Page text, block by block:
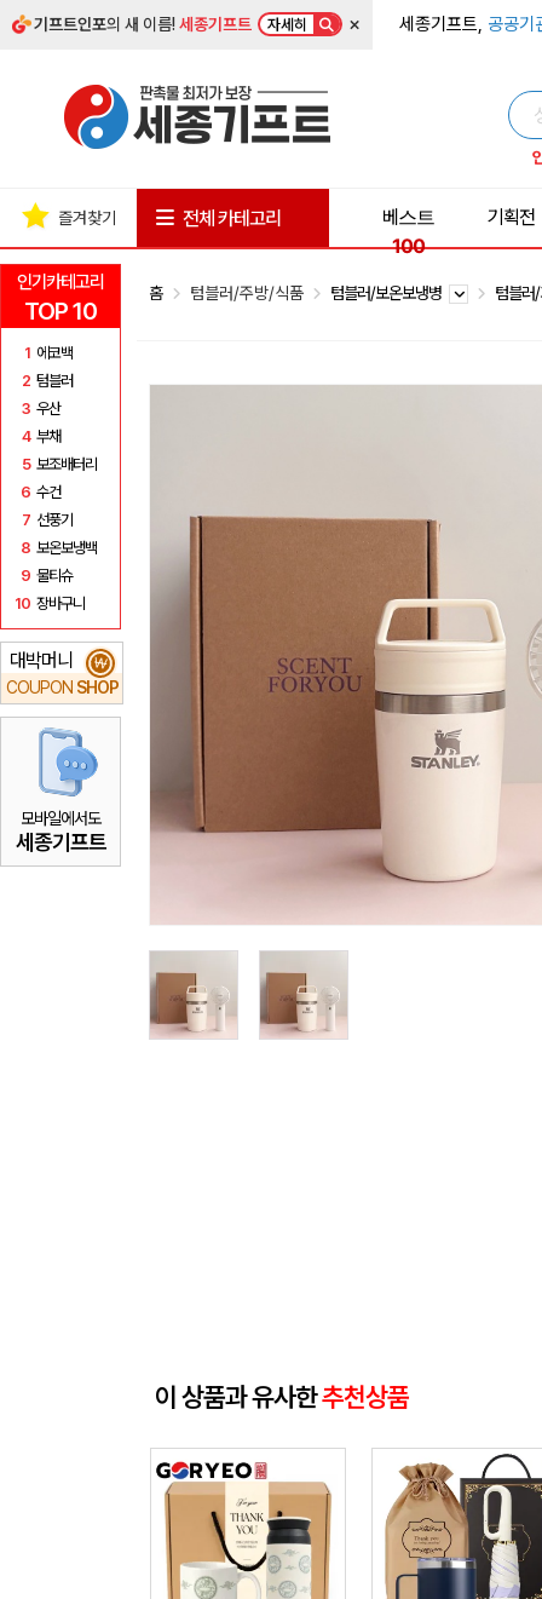
기프트인포의 새 이름!세종기프트 자세히 × 세종기프트, 공공기
인기카테고리
TOP 10
1 에코백
2 텀블러
3 우산
4 부채
5 보조배터리
6 수건
7 선풍기
8 보온보냉백
9 물티슈
10 장바구니
대박머니
COUPON SHOP
₩
모바일에서도
세종기프트
즐겨찾기 전체 카테고리
베스트
100
기획전
홈 텀블러/주방/식품 텀블러/보온보냉병 텀블러
이 상품과 유사한추천상품